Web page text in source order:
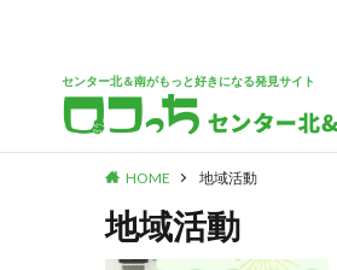
センター北＆南がもっと好きになる発見サイト
HOME 地域活動
地域活動